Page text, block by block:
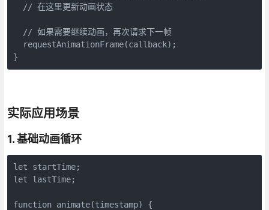
  // 在这里更新动画状态
  // 如果需要继续动画，再次请求下一帧
  requestAnimationFrame(callback);
}
实际应用场景
1. 基础动画循环
let startTime;
let lastTime;
function animate(timestamp) {